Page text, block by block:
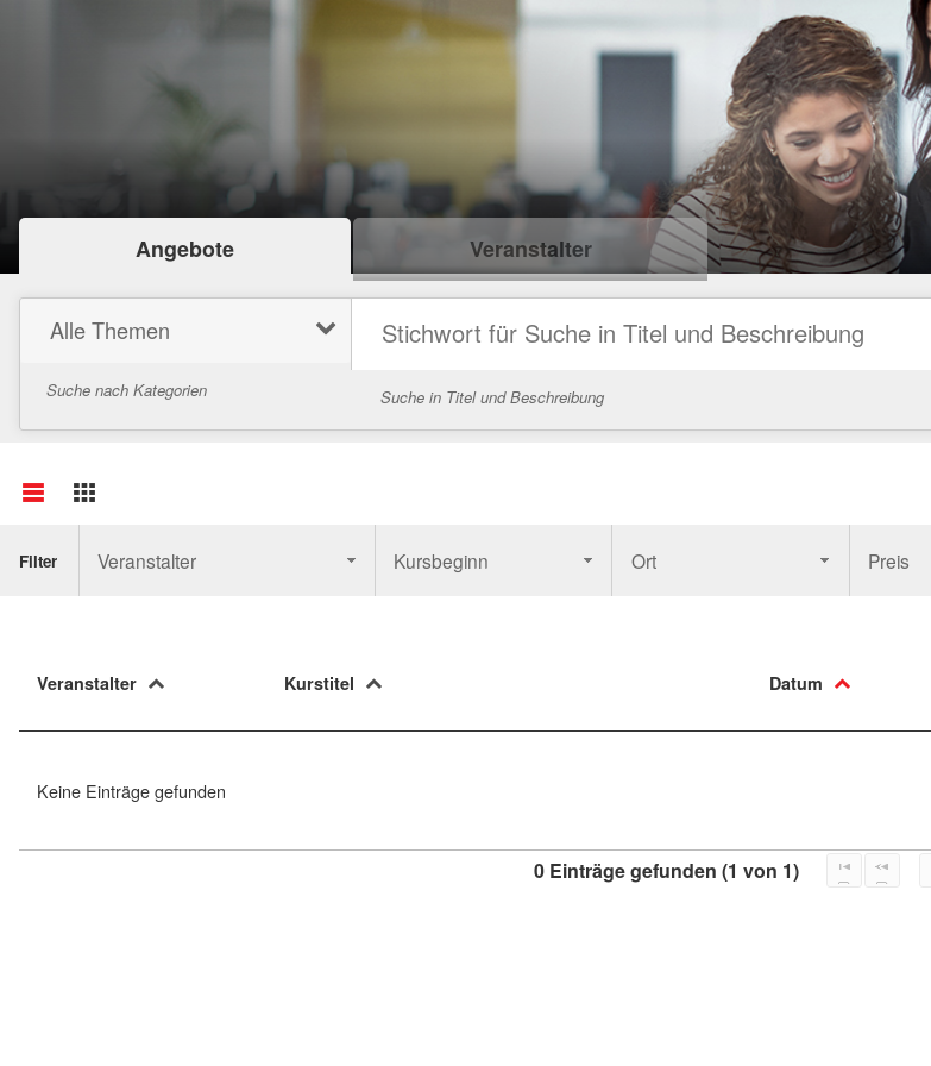
Angebote Veranstalter
Alle Themen
Suche nach Kategorien Suche in Titel und Beschreibung
Filter Veranstalter Kursbeginn Ort Preis
Veranstalter Kurstitel Datum
Keine Einträge gefunden
0 Einträge gefunden (1 von 1)